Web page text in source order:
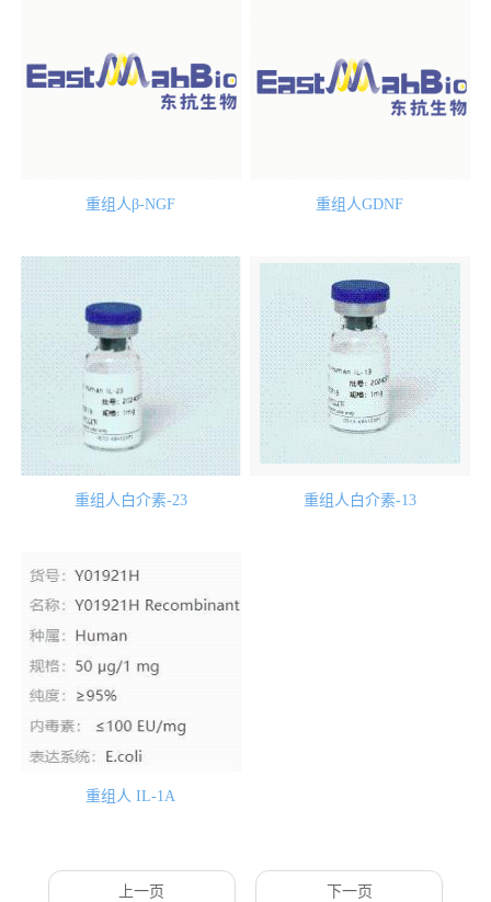
重组人β-NGF 重组人GDNF
重组人白介素-23 重组人白介素-13
重组人 IL-1A
上一页 下一页